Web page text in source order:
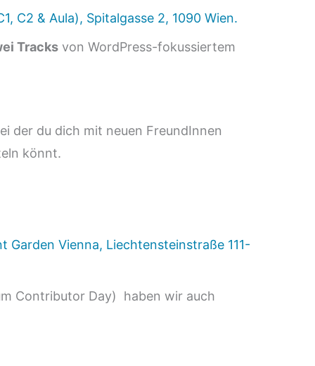
C2 & Aula), Spitalgasse 2, 1090 Wien.
Tracks von WordPress-fokussiertem
der du dich mit neuen FreundInnen
könnt.
Garden Vienna, Liechtensteinstraße 111-
Contributor Day) haben wir auch